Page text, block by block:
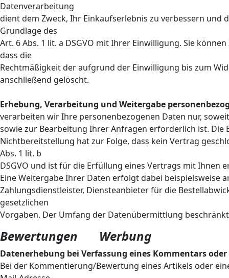
Datenverarbeitung
dient dem Zweck, Ihr Einkaufserlebnis zu verbessern
Grundlage des
Art. 6 Abs. 1 lit. a DSGVO mit Ihrer Einwilligung. Sie
dass die
Rechtmäßigkeit der aufgrund der Einwilligung bis zum
anschließend gelöscht.
Erhebung, Verarbeitung und Weitergabe
verarbeiten wir Ihre personenbezogenen Daten nur,
sowie zur Bearbeitung Ihrer Anfragen erforderlich ist.
Nichtbereitstellung hat zur Folge, dass kein Vertrag
Abs. 1 lit. b
DSGVO und ist für die Erfüllung eines Vertrags mit Ihnen
Eine Weitergabe Ihrer Daten erfolgt dabei beispielsweise
Zahlungsdienstleister, Diensteanbieter für die
gesetzlichen
Vorgaben. Der Umfang der Datenübermittlung
Bewertungen Werbung
Datenerhebung bei Verfassung eines Kommentars
Bei der Kommentierung/Bewertung eines Artikels oder